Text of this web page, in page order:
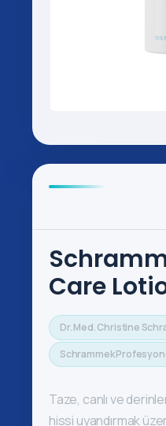
Care
Dr. Med. Christine
Schrammek
Taze, canlı ve
hissi uyandırmak